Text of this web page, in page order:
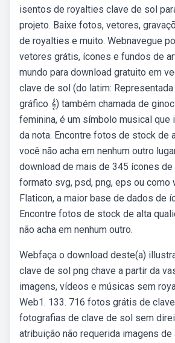
isentos de royalties clave de sol
projeto. Baixe fotos, vetores,
de royalties e muito. Webnavegue
vetores grátis, ícones e fundos de
mundo para download gratuito em
clave de sol (do latim:
gráfico 𝄞) também chamada de
feminina, é um símbolo musical que
da nota. Encontre fotos de stock de
você não acha em nenhum outro
download de mais de 345 ícones
formato svg, psd, png, eps ou como
Flaticon, a maior base de dados de
Encontre fotos de stock de alta
não acha em nenhum outro.
Webfaça o download deste(a)
clave de sol png chave a partir da
imagens, vídeos e músicas sem
Web1. 133. 716 fotos grátis de
fotografias de clave de sol sem
atribuição não requerida imagens de